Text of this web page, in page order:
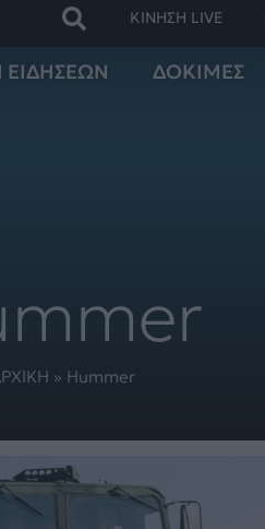
ΚΙΝΗΣΗ LIVE
ΔΟΚΙΜΕΣ
» Hummer